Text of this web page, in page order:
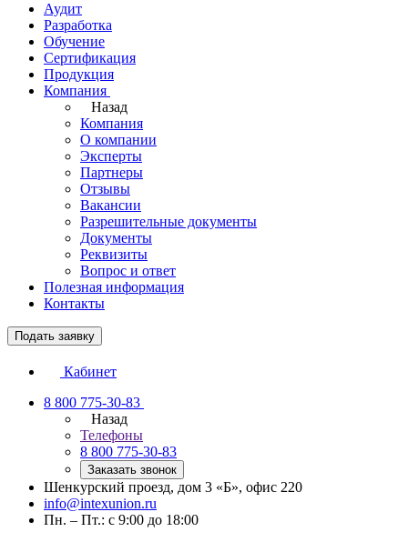
Аудит
Разработка
Обучение
Сертификация
Продукция
Компания
Назад
Компания
О компании
Эксперты
Партнеры
Отзывы
Вакансии
Разрешительные документы
Документы
Реквизиты
Вопрос и ответ
Полезная информация
Контакты
Подать заявку
Кабинет
8 800 775-30-83
Назад
Телефоны
8 800 775-30-83
Заказать звонок
Шенкурский проезд, дом 3 «Б», офис 220
info@intexunion.ru
Пн. – Пт.: с 9:00 до 18:00